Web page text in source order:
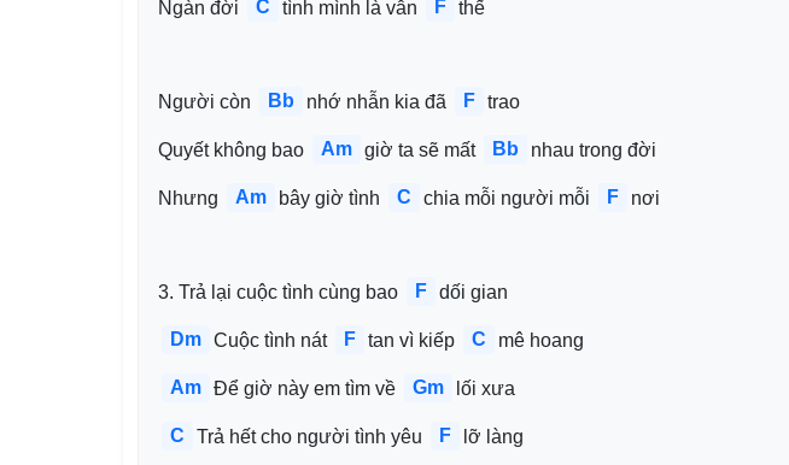
Ngàn đời C tình mình là vẫn F thế
Người còn Bb nhớ nhẫn kia đã F trao
Quyết không bao Am giờ ta sẽ mất Bb nhau trong đời
Nhưng Am bây giờ tình C chia mỗi người mỗi F nơi
3. Trả lại cuộc tình cùng bao F dối gian
Dm Cuộc tình nát F tan vì kiếp C mê hoang
Am Để giờ này em tìm về Gm lối xưa
C Trả hết cho người tình yêu F lỡ làng